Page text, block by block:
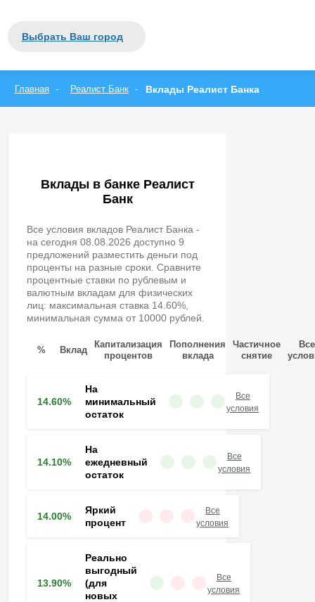
Выбрать Ваш городСанкт-Петербург
П Р С Т У Ф Х Ц Ч Ш Щ Э Ю Я
Главная Реалист Банк Вклады Реалист Банка
Вклады в банке Реалист
Банк
Все условия вкладов Реалист Банка -
на сегодня 08.08.2026 доступно 9
предложений разместить деньги под
проценты на разные сроки. Сравните
процентные ставки по рублевым и
валютным вкладам для физических
лиц: максимальная ставка 14.60%,
минимальная сумма от 10000 рублей.
% Вклад
Капитализация
процентов
Пополнения
вклада
Частичное
снятие
Все
14.60%
На
минимальный
остаток
Все
условия
14.10%
На
ежедневный
остаток
Все
условия
14.00%
Яркий
процент
Все
условия
13.90%
Реально
выгодный
(для
новых
Все
условия